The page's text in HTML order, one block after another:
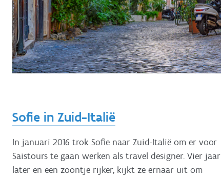
Sofie in Zuid-Italië
In januari 2016 trok Sofie naar Zuid-Italië om er voor
Saistours te gaan werken als travel designer. Vier jaar
later en een zoontje rijker, kijkt ze ernaar uit om